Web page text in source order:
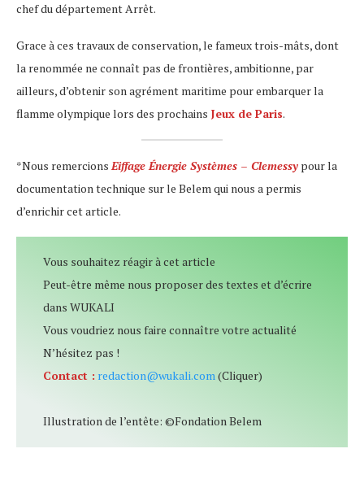
chef du département Arrêt.
Grace à ces travaux de conservation, le fameux trois-mâts, dont
la renommée ne connaît pas de frontières, ambitionne, par
ailleurs, d’obtenir son agrément maritime pour embarquer la
flamme olympique lors des prochains Jeux de Paris.
*Nous remercions Eiffage Énergie Systèmes – Clemessy pour la
documentation technique sur le Belem qui nous a permis
d’enrichir cet article.
Vous souhaitez réagir à cet article
Peut-être même nous proposer des textes et d’écrire
dans WUKALI
Vous voudriez nous faire connaître votre actualité
N’hésitez pas !
Contact : redaction@wukali.com(Cliquer)
Illustration de l’entête: ©Fondation Belem